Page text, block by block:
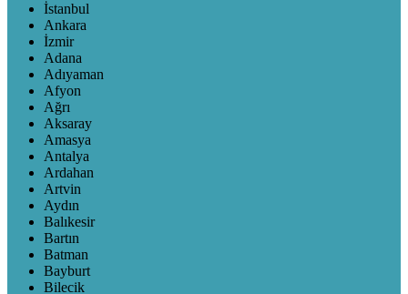
İstanbul
Ankara
İzmir
Adana
Adıyaman
Afyon
Ağrı
Aksaray
Amasya
Antalya
Ardahan
Artvin
Aydın
Balıkesir
Bartın
Batman
Bayburt
Bilecik